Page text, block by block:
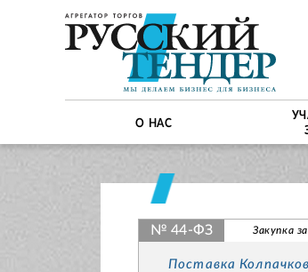
О НАС
№ 44-ФЗ Закупка
Поставка